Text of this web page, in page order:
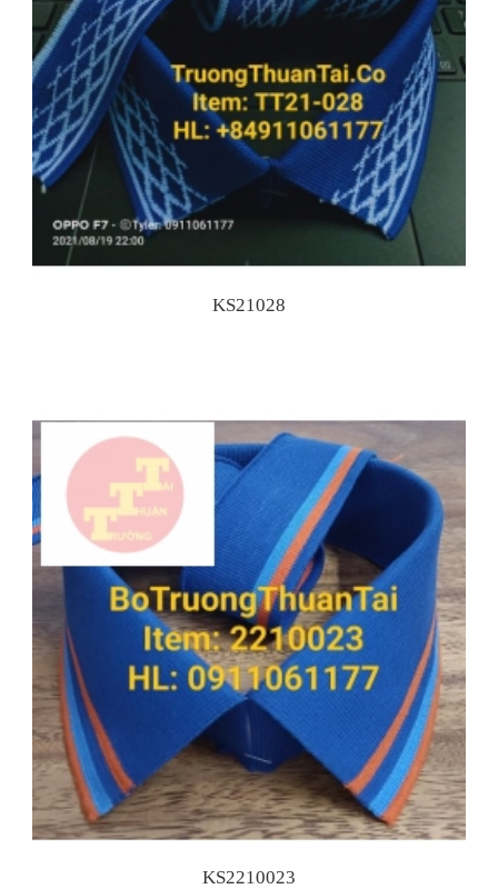
KS21028
KS2210023